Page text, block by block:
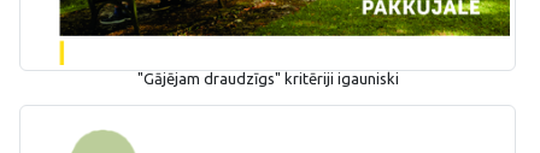
"Gājējam draudzīgs" kritēriji igauniski